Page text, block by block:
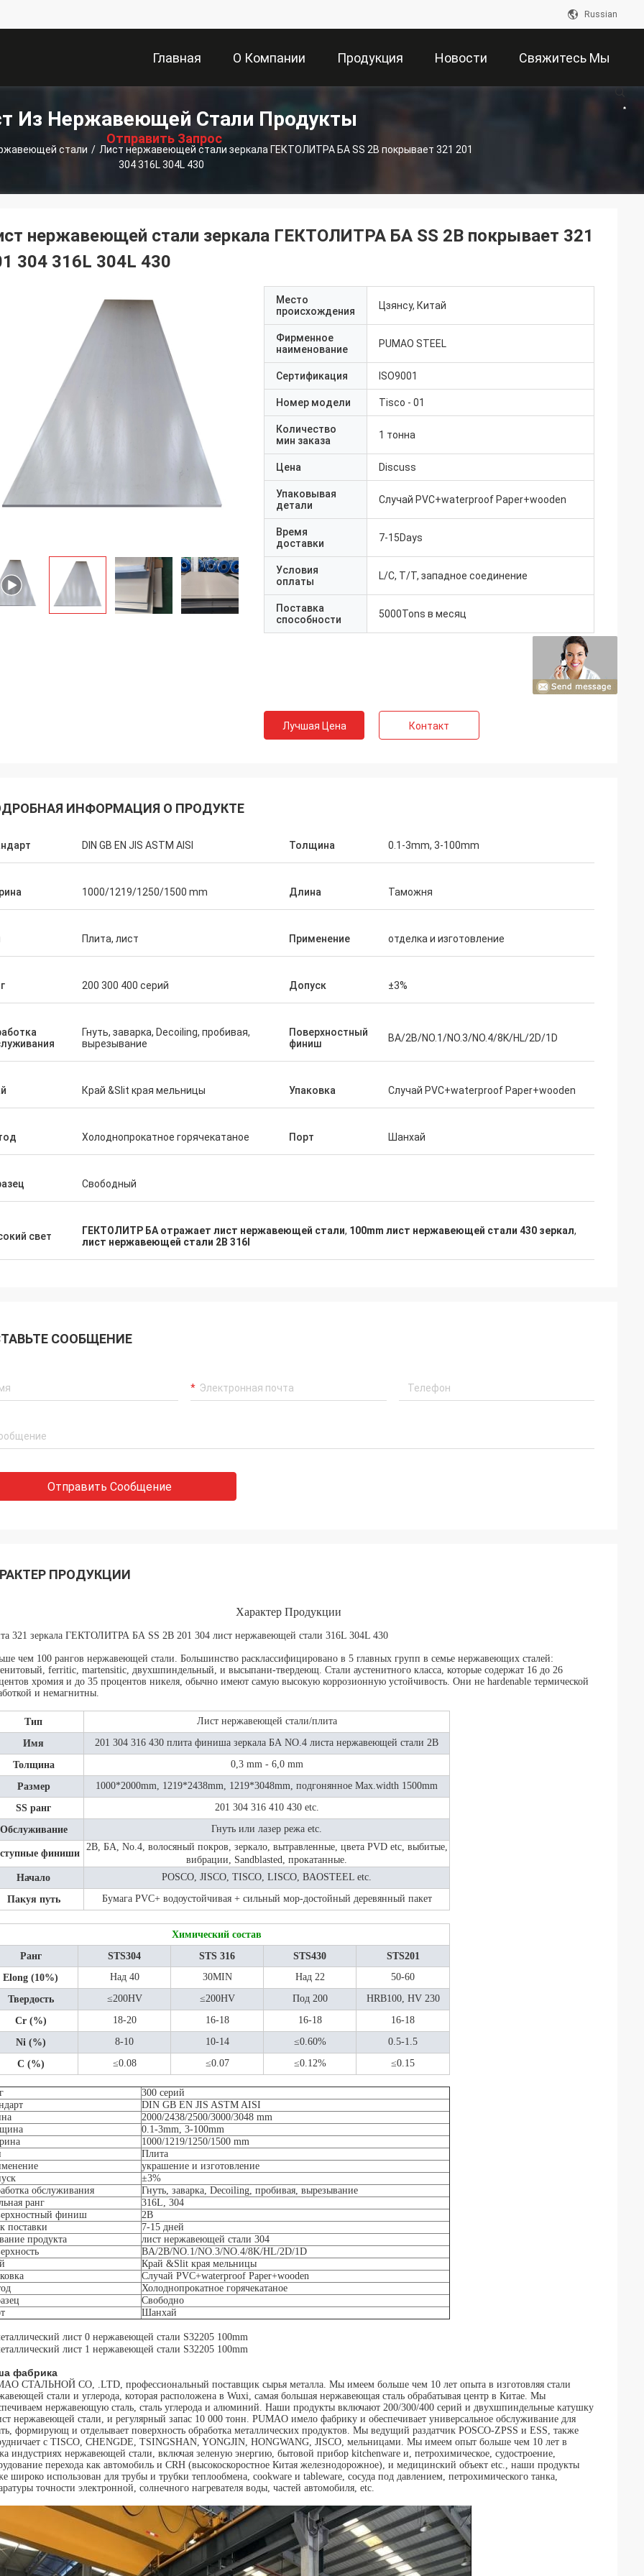
Russian
Главная
Страница
О Компании Продукция Новости Свяжитесь Мы
述
Отправить Запрос
Из Нержавеющей Стали Продукты
стали / Лист нержавеющей стали зеркала ГЕКТОЛИТРА БА SS 2B покрывает 321 201
304 316L 304L 430
оборот заказанн срочный. Как
повторения она знала наши
меня спрашивая. Тщательно
общаться с ей и этой
Марк Galon
Мы гордо для того чтобы сказать нас
нержавеющей стали зеркала ГЕКТОЛИТРА БА SS 2B покрывает 321
304 316L 304L 430
Место
происхождения
Цзянсу, Китай
Фирменное
наименование
PUMAO STEEL
Сертификация ISO9001
Номер модели Tisco - 01
Количество
мин заказа
1 тонна
Цена Discuss
Упаковывая
детали
Случай PVC+waterproof Paper+wooden
Время
доставки
7-15Days
Условия
оплаты
L/C, T/T, западное соединение
Поставка
способности
5000Tons в месяц
Лучшая Цена Контакт
ИНФОРМАЦИЯ О ПРОДУКТЕ
DIN GB EN JIS ASTM AISI Толщина 0.1-3mm, 3-100mm
1000/1219/1250/1500 mm Длина Таможня
Плита, лист Применение отделка и изготовление
200 300 400 серий Допуск ±3%
Гнуть, заварка, Decoiling, пробивая,
вырезывание
Поверхностный
финиш
BA/2B/NO.1/NO.3/NO.4/8K/HL/2D/1D
Край &Slit края мельницы Упаковка Случай PVC+waterproof Paper+wooden
Холоднопрокатное горячекатаное Порт Шанхай
Свободный
свет ГЕКТОЛИТР БА отражает лист нержавеющей стали, 100mm лист нержавеющей стали 430 зеркал,
лист нержавеющей стали 2B 316l
СООБЩЕНИЕ
Отправить Сообщение
ПРОДУКЦИИ
Характер Продукции
321 зеркала ГЕКТОЛИТРА БА SS 2B 201 304 лист нержавеющей стали 316L 304L 430
чем 100 рангов нержавеющей стали. Большинство расклассифицировано в 5 главных групп в семье нержавеющих сталей:
ferritic, martensitic, двухшпиндельный, и высыпани-твердеющ. Стали аустенитного класса, которые содержат 16 до 26
хромия и до 35 процентов никеля, обычно имеют самую высокую коррозионную устойчивость. Они не hardenable термической
и немагнитны.
Тип Лист нержавеющей стали/плита
Имя 201 304 316 430 плита финиша зеркала БА NO.4 листа нержавеющей стали 2B
Толщина 0,3 mm - 6,0 mm
Размер 1000*2000mm, 1219*2438mm, 1219*3048mm, подгонянное Max.width 1500mm
SS ранг 201 304 316 410 430 etc.
Обслуживание Гнуть или лазер режа etc.
финиши
2B, БА, No.4, волосяный покров, зеркало, вытравленные, цвета PVD etc, выбитые,
вибрации, Sandblasted, прокатанные.
Начало
POSCO, JISCO, TISCO, LISCO, BAOSTEEL etc.
Пакуя путь Бумага PVC+ водоустойчивая + сильный мор-достойный деревянный пакет
Химический состав
Ранг
STS304 STS 316 STS430
STS201
Elong (10%)
Над 40 30MIN Над 22 50-60
Твердость ≤200HV ≤200HV Под 200 HRB100, HV 230
Cr (%) 18-20 16-18 16-18 16-18
Ni (%) 8-10 10-14 ≤0.60% 0.5-1.5
C (%) ≤0.08 ≤0.07 ≤0.12% ≤0.15
300 серий
DIN GB EN JIS ASTM AISI
2000/2438/2500/3000/3048 mm
0.1-3mm, 3-100mm
1000/1219/1250/1500 mm
Плита
украшение и изготовление
±3%
обслуживания
Гнуть, заварка, Decoiling, пробивая, вырезывание
ранг
316L, 304
финиш
2B
поставки
7-15 дней
продукта
лист нержавеющей стали 304
BA/2B/NO.1/NO.3/NO.4/8K/HL/2D/1D
Край &Slit края мельницы
Случай PVC+waterproof Paper+wooden
Холоднопрокатное горячекатаное
Свободно
Шанхай
фабрика
СТАЛЬНОЙ CO, .LTD, профессиональный поставщик сырья металла. Мы имеем больше чем 10 лет опыта в изготовляя стали
стали и углерода, которая расположена в Wuxi, самая большая нержавеющая сталь обрабатывая центр в Китае. Мы
нержавеющую сталь, сталь углерода и алюминий. Наши продукты включают 200/300/400 серий и двухшпиндельные катушку
нержавеющей стали, и регулярный запас 10 000 тонн. PUMAO имело фабрику и обеспечивает универсальное обслуживание для
формирующ и отделывает поверхность обработка металлических продуктов. Мы ведущий раздатчик POSCO-ZPSS и ESS, также
с TISCO, CHENGDE, TSINGSHAN, YONGJIN, HONGWANG, JISCO, мельницами. Мы имеем опыт больше чем 10 лет в
индустриях нержавеющей стали, включая зеленую энергию, бытовой прибор kitchenware и, петрохимическое, судостроение,
перехода как автомобиль и CRH (высокоскоростное Китая железнодорожное), и медицинский объект etc., наши продукты
широко использован для трубы и трубки теплообмена, cookware и tableware, сосуда под давлением, петрохимического танка,
точности электронной, солнечного нагревателя воды, частей автомобиля, etc.